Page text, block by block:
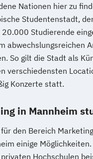
Nationen hier zu
Studentenstadt,
20.000 Studierende
abwechslungsreichen
So gilt die Stadt als
verschiedensten
Konzerte statt.
in Mannheim
den Bereich
einige
Hochschulen